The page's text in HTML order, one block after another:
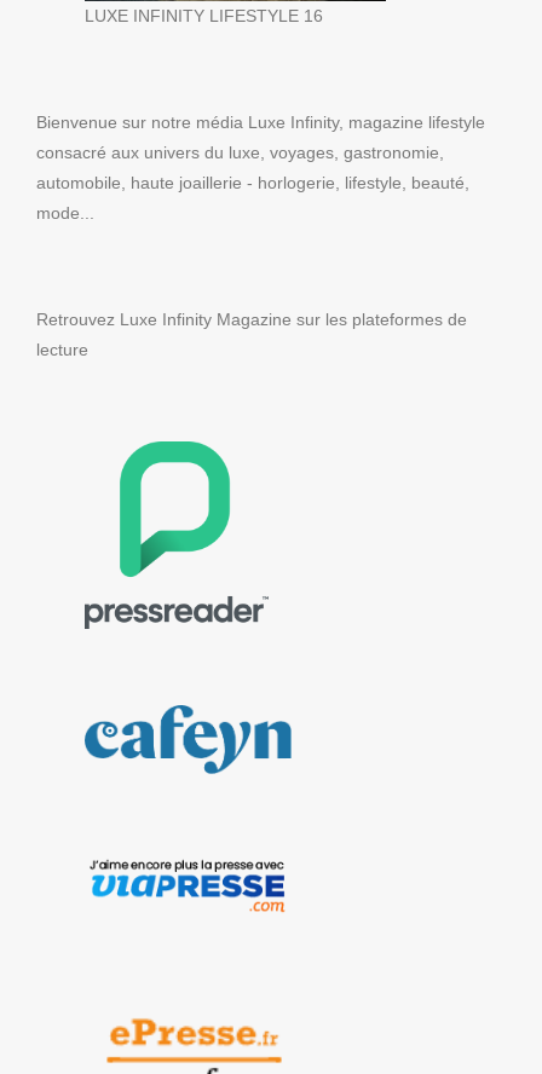
LUXE INFINITY LIFESTYLE 16
Bienvenue sur notre média Luxe Infinity, magazine lifestyle
consacré aux univers du luxe, voyages, gastronomie,
automobile, haute joaillerie - horlogerie, lifestyle, beauté,
mode...
Retrouvez Luxe Infinity Magazine sur les plateformes de
lecture